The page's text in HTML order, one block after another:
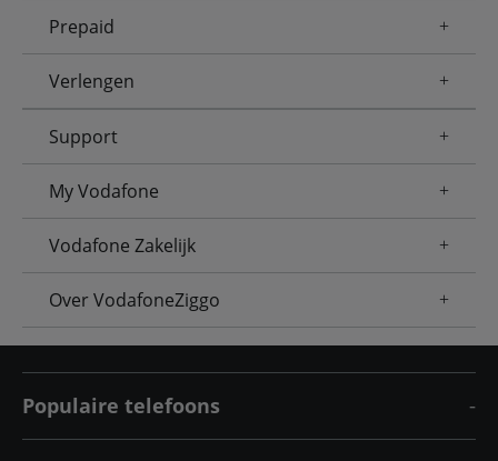
Prepaid
Verlengen
Support
My Vodafone
Vodafone Zakelijk
Over VodafoneZiggo
Populaire telefoons